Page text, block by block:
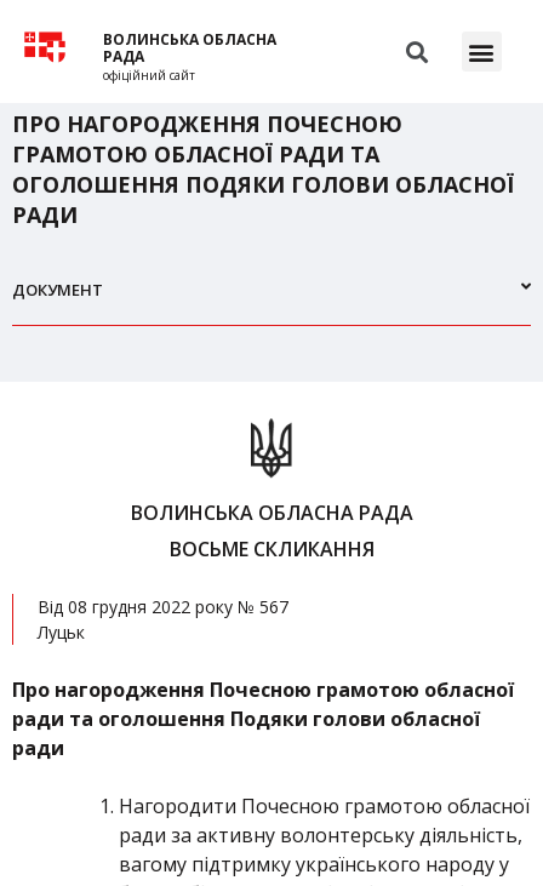
ВОЛИНСЬКА ОБЛАСНА
РАДА
офіційний сайт
ПРО НАГОРОДЖЕННЯ ПОЧЕСНОЮ
ГРАМОТОЮ ОБЛАСНОЇ РАДИ ТА
ОГОЛОШЕННЯ ПОДЯКИ ГОЛОВИ ОБЛАСНОЇ
РАДИ
ДОКУМЕНТ
ВОЛИНСЬКА ОБЛАСНА РАДА
ВОСЬМЕ СКЛИКАННЯ
Від 08 грудня 2022 року № 567
Луцьк
Про нагородження Почесною грамотою обласної
ради та оголошення Подяки голови обласної
ради
Нагородити Почесною грамотою обласної
ради за активну волонтерську діяльність,
вагому підтримку українського народу у